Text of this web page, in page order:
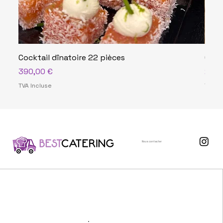
Cocktail dînatoire 22 pièces
Prix
390,00 €
TVA Incluse
Prix
TVA
Nous contacter